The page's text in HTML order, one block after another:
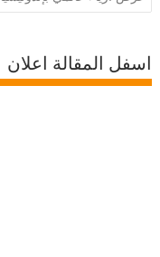
اسفل المقالة اعلان